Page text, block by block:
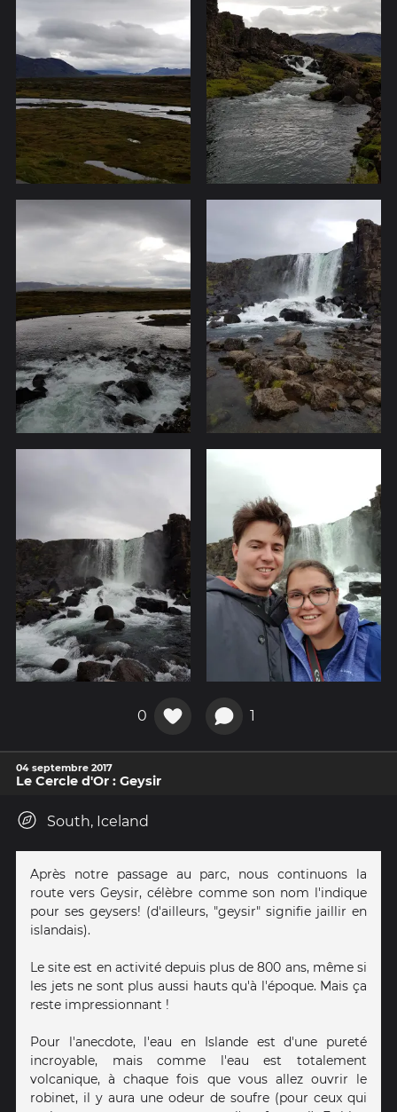
0 1
04 septembre 2017
Le Cercle d'Or : Geysir
South, Iceland
Après notre passage au parc, nous continuons la
route vers Geysir, célèbre comme son nom l'indique
pour ses geysers! (d'ailleurs, "geysir" signifie jaillir en
islandais).
Le site est en activité depuis plus de 800 ans, même si
les jets ne sont plus aussi hauts qu'à l'époque. Mais ça
reste impressionnant !
Pour l'anecdote, l'eau en Islande est d'une pureté
incroyable, mais comme l'eau est totalement
volcanique, à chaque fois que vous allez ouvrir le
robinet, il y aura une odeur de soufre (pour ceux qui